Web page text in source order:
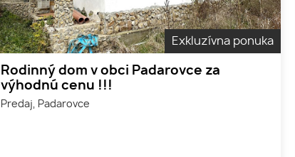
Exkluzívna ponuka
Rodinný dom v obci Padarovce za
výhodnú cenu !!!
Predaj, Padarovce